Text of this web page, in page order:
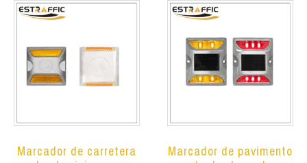
Marcador de carretera
Marcador de pavimento